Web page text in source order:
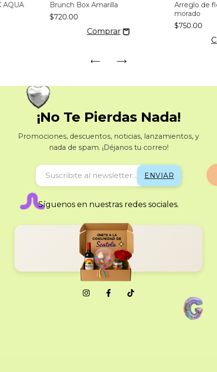
AQUA
Brunch Box Amarilla
$720.00
Arreglo de
morado
$750.00
¡No Te Pierdas Nada!
Promociones, descuentos, noticias, lanzamientos, y
nada de spam. ¡Déjanos tu correo!
Síguenos en nuestras redes sociales.